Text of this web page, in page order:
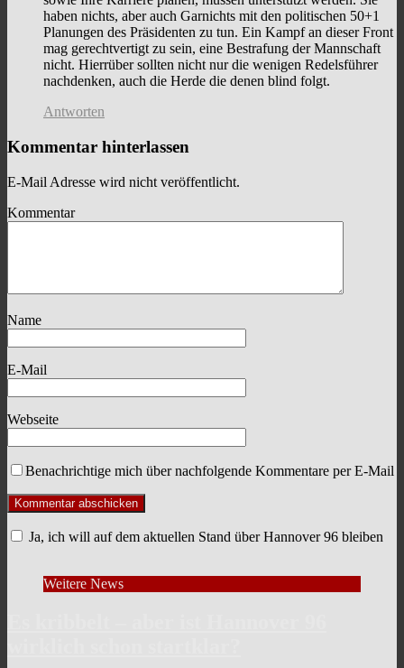
haben nichts, aber auch Garnichts mit den politischen 50+1
Planungen des Präsidenten zu tun. Ein Kampf an dieser Front
mag gerechtvertigt zu sein, eine Bestrafung der Mannschaft
nicht. Hierrüber sollten nicht nur die wenigen Redelsführer
nachdenken, auch die Herde die denen blind folgt.
Antworten
Kommentar hinterlassen
E-Mail Adresse wird nicht veröffentlicht.
Kommentar
Name
E-Mail
Webseite
Benachrichtige mich über nachfolgende Kommentare per E-Mail
Ja, ich will auf dem aktuellen Stand über Hannover 96 bleiben
Weitere News